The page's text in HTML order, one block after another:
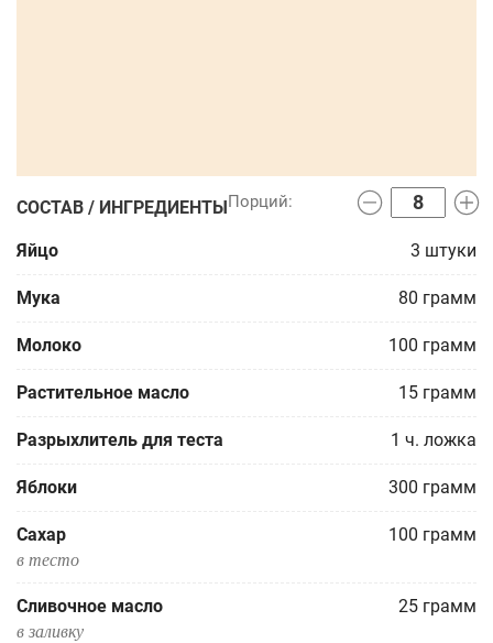
СОСТАВ / ИНГРЕДИЕНТЫ
Яйцо 3 штуки
Мука 80 грамм
Молоко 100 грамм
Растительное масло 15 грамм
Разрыхлитель для теста 1 ч. ложка
Яблоки 300 грамм
Сахар 100 грамм
в тесто
Сливочное масло 25 грамм
в заливку